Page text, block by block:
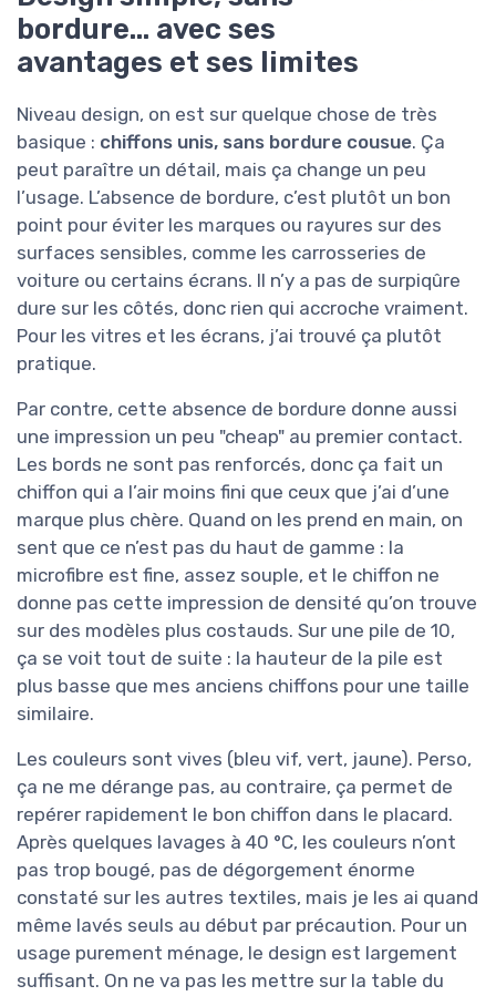
bordure… avec ses
avantages et ses limites
Niveau design, on est sur quelque chose de très
basique : chiffons unis, sans bordure cousue. Ça
peut paraître un détail, mais ça change un peu
l’usage. L’absence de bordure, c’est plutôt un bon
point pour éviter les marques ou rayures sur des
surfaces sensibles, comme les carrosseries de
voiture ou certains écrans. Il n’y a pas de surpiqûre
dure sur les côtés, donc rien qui accroche vraiment.
Pour les vitres et les écrans, j’ai trouvé ça plutôt
pratique.
Par contre, cette absence de bordure donne aussi
une impression un peu "cheap" au premier contact.
Les bords ne sont pas renforcés, donc ça fait un
chiffon qui a l’air moins fini que ceux que j’ai d’une
marque plus chère. Quand on les prend en main, on
sent que ce n’est pas du haut de gamme : la
microfibre est fine, assez souple, et le chiffon ne
donne pas cette impression de densité qu’on trouve
sur des modèles plus costauds. Sur une pile de 10,
ça se voit tout de suite : la hauteur de la pile est
plus basse que mes anciens chiffons pour une taille
similaire.
Les couleurs sont vives (bleu vif, vert, jaune). Perso,
ça ne me dérange pas, au contraire, ça permet de
repérer rapidement le bon chiffon dans le placard.
Après quelques lavages à 40 °C, les couleurs n’ont
pas trop bougé, pas de dégorgement énorme
constaté sur les autres textiles, mais je les ai quand
même lavés seuls au début par précaution. Pour un
usage purement ménage, le design est largement
suffisant. On ne va pas les mettre sur la table du